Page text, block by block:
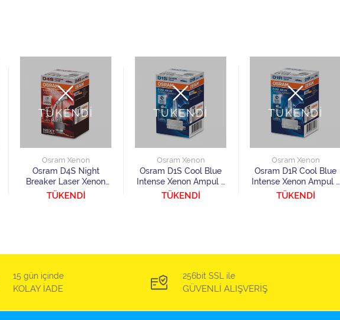
TÜKENDİ
Osram Xenon
Osram D4S Night
Breaker Laser Xenon
Ampul 1 Adet
TÜKENDİ
TÜKENDİ
Osram Xenon
Osram D1S Cool Blue
Intense Xenon Ampul 1
Adet
TÜKENDİ
TÜKENDİ
Osram Xenon
Osram D1R Cool Blue
Intense Xenon Ampul 1
Adet
TÜKENDİ
15 gün içinde
KOLAY İADE
256bit SSL ile
GÜVENLİ ALIŞVERİŞ